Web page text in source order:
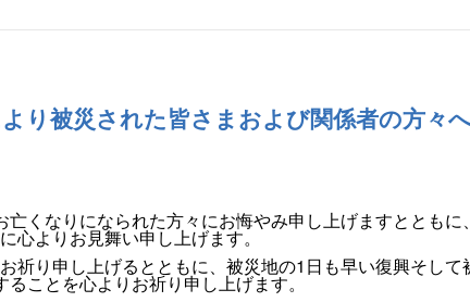
り被災された皆さまおよび関係者の方々
亡くなりになられた方々にお悔やみ申し上げますとともに
心よりお見舞い申し上げます。
祈り申し上げるとともに、被災地の1 日も早い復興そして
ことを心よりお祈り申し上げます。